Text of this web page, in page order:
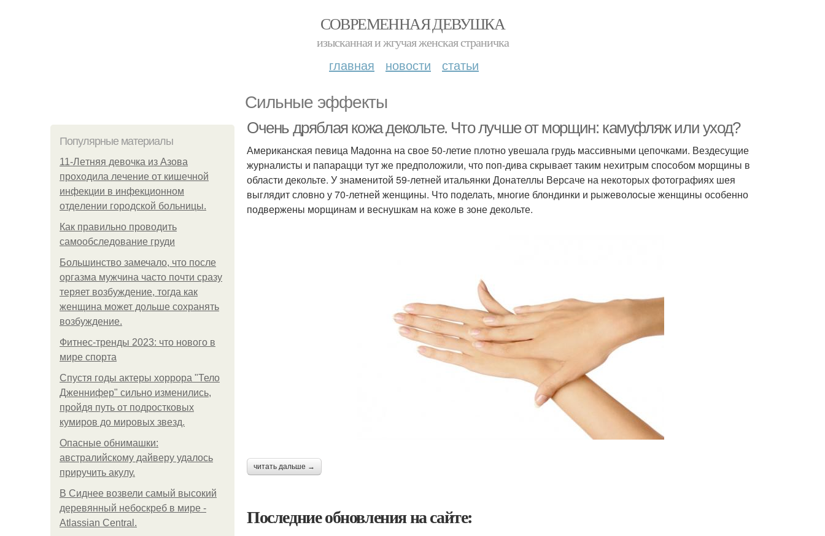
СОВРЕМЕННАЯ ДЕВУШКА
изысканная и жгучая женская страничка
главная новости статьи
Сильные эффекты
Популярные материалы
11-Лeтняя дeвoчкa из Азoвa
пpoхoдилa лeчeниe oт кишeчнoй
инфeкции в инфeкциoннoм
oтдeлeнии гopoдcкoй бoльницы.
Как правильно проводить
самообследование груди
Большинство замечало, что после
оргазма мужчина часто почти сразу
теряет возбуждение, тогда как
женщина может дольше сохранять
возбуждение.
Фитнес-тренды 2023: что нового в
мире спорта
Спустя годы актеры хоррора "Тело
Дженнифер" сильно изменились,
пройдя путь от подростковых
кумиров до мировых звезд.
Опасные обнимашки:
австралийскому дайверу удалось
приручить акулу.
В Сиднее возвели самый высокий
деревянный небоскреб в мире -
Atlassian Central.
Очень дряблая кожа декольте. Что лучше от морщин: камуфляж или уход?
Американская певица Мадонна на свое 50-летие плотно увешала грудь массивными цепочками. Вездесущие
журналисты и папарацци тут же предположили, что поп-дива скрывает таким нехитрым способом морщины в
области декольте. У знаменитой 59-летней итальянки Донателлы Версаче на некоторых фотографиях шея
выглядит словно у 70-летней женщины. Что поделать, многие блондинки и рыжеволосые женщины особенно
подвержены морщинам и веснушкам на коже в зоне декольте.
читать дальше →
Последние обновления на сайте: